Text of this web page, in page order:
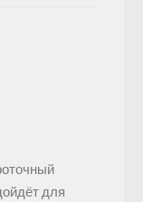
для